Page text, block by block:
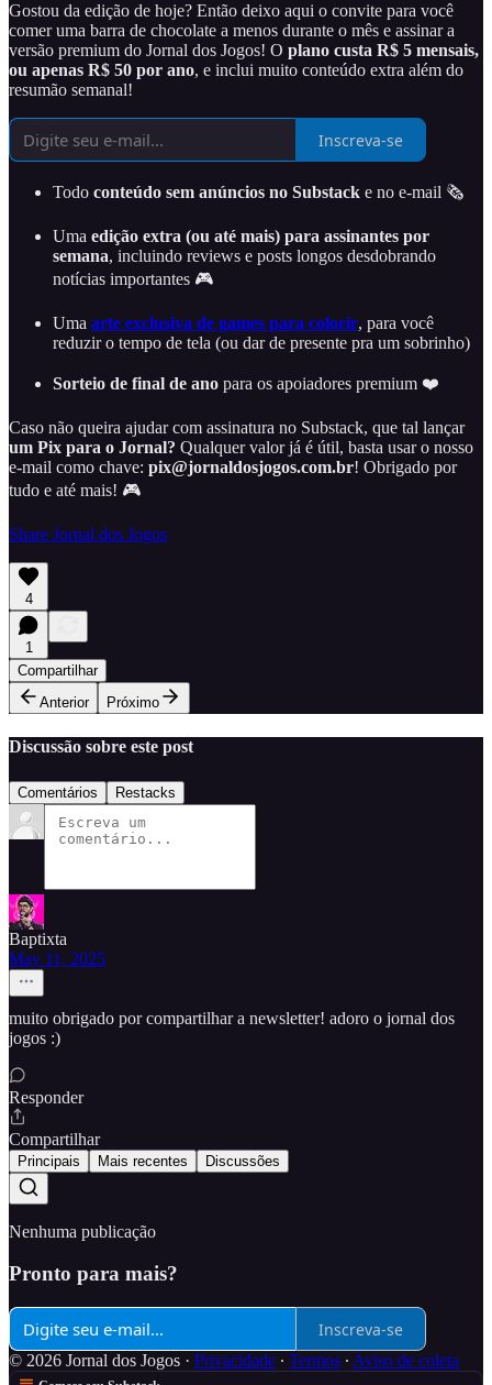
Gostou da edição de hoje? Então deixo aqui o convite para você
comer uma barra de chocolate a menos durante o mês e assinar a
versão premium do Jornal dos Jogos! O plano custa R$ 5 mensais,
ou apenas R$ 50 por ano, e inclui muito conteúdo extra além do
resumão semanal!
Inscreva-se
Todo conteúdo sem anúncios no Substack e no e-mail 🗞️
Uma edição extra (ou até mais) para assinantes por
semana, incluindo reviews e posts longos desdobrando
notícias importantes 🎮
Uma arte exclusiva de games para colorir, para você
reduzir o tempo de tela (ou dar de presente pra um sobrinho)
Sorteio de final de ano para os apoiadores premium ❤️
Caso não queira ajudar com assinatura no Substack, que tal lançar
um Pix para o Jornal? Qualquer valor já é útil, basta usar o nosso
e-mail como chave: pix@jornaldosjogos.com.br! Obrigado por
tudo e até mais! 🎮
Share Jornal dos Jogos
4
1
Compartilhar
Anterior
Próximo
Discussão sobre este post
Comentários Restacks
Baptixta
May 11, 2025
muito obrigado por compartilhar a newsletter! adoro o jornal dos
jogos :)
Responder
Compartilhar
Principais Mais recentes Discussões
Nenhuma publicação
Pronto para mais?
Inscreva-se
© 2026 Jornal dos Jogos · Privacidade ∙ Termos ∙ Aviso de coleta